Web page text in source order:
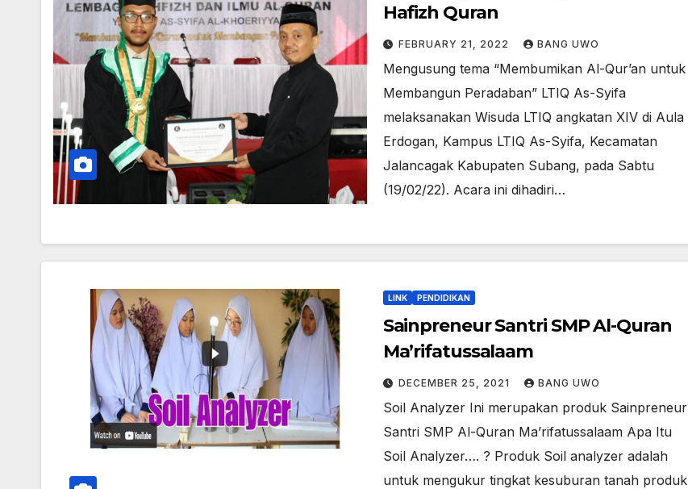
Hafizh Quran
FEBRUARY 21, 2022 BANG UWO
Mengusung tema “Membumikan Al-Qur’an untuk
Membangun Peradaban” LTIQ As-Syifa
melaksanakan Wisuda LTIQ angkatan XIV di Aula
Erdogan, Kampus LTIQ As-Syifa, Kecamatan
Jalancagak Kabupaten Subang, pada Sabtu
(19/02/22). Acara ini dihadiri…
LINK PENDIDIKAN
Sainpreneur Santri SMP Al-Quran
Ma’rifatussalaam
DECEMBER 25, 2021 BANG UWO
Soil Analyzer Ini merupakan produk Sainpreneur
Santri SMP Al-Quran Ma’rifatussalaam Apa Itu
Soil Analyzer…. ? Produk Soil analyzer adalah
untuk mengukur tingkat kesuburan tanah produk